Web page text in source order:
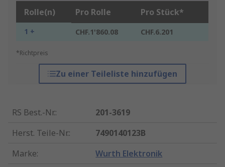
Rolle(n) Pro Rolle Pro Stück*
1 + CHF.1'860.08 CHF.6.201
*Richtpreis
Zu einer Teileliste hinzufügen
RS Best.-Nr.:
201-3619
Herst. Teile-Nr.:
7490140123B
Marke: Wurth Elektronik